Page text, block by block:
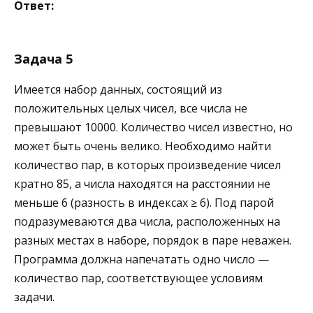
Ответ:
Задача 5
Имеется набор данных, состоящий из
положительных целых чисел, все числа не
превышают 10000. Количество чисел известно, но
может быть очень велико. Необходимо найти
количество пар, в которых произведение чисел
кратно 85, а числа находятся на расстоянии не
меньше 6 (разность в индексах ≥ 6). Под парой
подразумеваются два числа, расположенных на
разных местах в наборе, порядок в паре неважен.
Программа должна напечатать одно число —
количество пар, соответствующее условиям
задачи.